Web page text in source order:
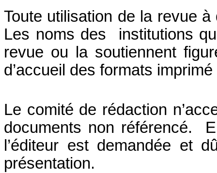
Toute utilisation de la revue
Les noms des institutions
revue ou la soutiennent
d’accueil des formats
Le comité de rédaction
documents non référencé.
l’éditeur est demandée et
présentation.